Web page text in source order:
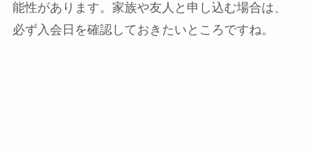
能性があります。家族や友人と申し込む場合は、
必ず入会日を確認しておきたいところですね。